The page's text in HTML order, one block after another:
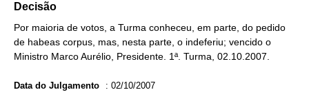
Decisão
Por maioria de votos, a Turma conheceu, em parte, do pedido
de habeas corpus, mas, nesta parte, o indeferiu; vencido o
Ministro Marco Aurélio, Presidente. 1ª. Turma, 02.10.2007.
Data do Julgamento : 02/10/2007